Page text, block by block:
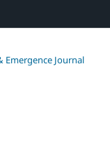
Emergence Journal